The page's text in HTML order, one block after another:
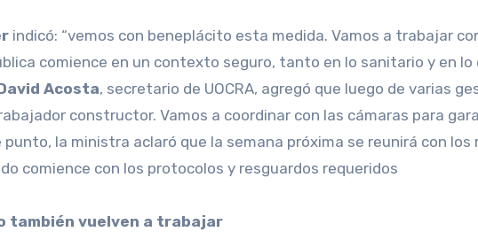
indicó: “vemos con beneplácito esta medida. Vamos a trabajar
comience en un contexto seguro, tanto en lo sanitario y en
Acosta, secretario de UOCRA, agregó que luego de varias
constructor. Vamos a coordinar con las cámaras para
punto, la ministra aclaró que la semana próxima se reunirá con
comience con los protocolos y resguardos requeridos
también vuelven a trabajar